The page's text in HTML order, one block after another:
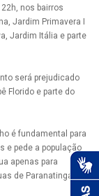
nos bairros
Jardim Primavera I
Jardim Itália e parte
será prejudicado
Florido e parte do
é fundamental para
e pede a população
apenas para
de Paranatinga fica